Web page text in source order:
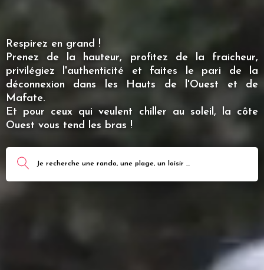
Respirez en grand !
Prenez de la hauteur, profitez de la fraicheur,
privilégiez l'authenticité et faites le pari de la
déconnexion dans les Hauts de l'Ouest et de
Mafate.
Et pour ceux qui veulent chiller au soleil, la côte
Ouest vous tend les bras !
Je recherche une rando, une plage, un loisir ...